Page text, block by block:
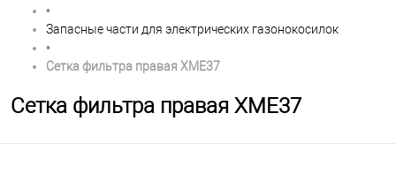
•
Запасные части для электрических газонокосилок
•
Сетка фильтра правая XME37
Сетка фильтра правая XME37